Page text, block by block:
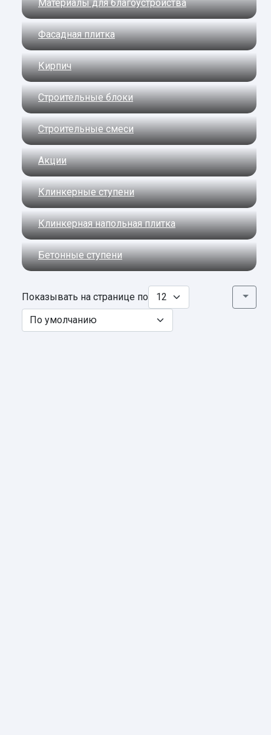
Материалы для благоустройства
Фасадная плитка
Кирпич
Строительные блоки
Строительные смеси
Акции
Клинкерные ступени
Клинкерная напольная плитка
Бетонные ступени
Показывать на странице по